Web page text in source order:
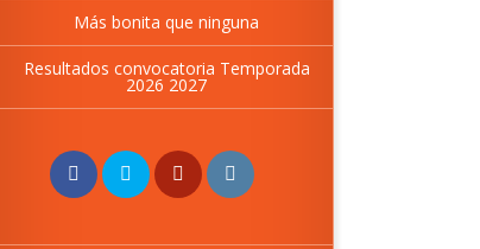
Más bonita que ninguna
Resultados convocatoria Temporada
2026 2027